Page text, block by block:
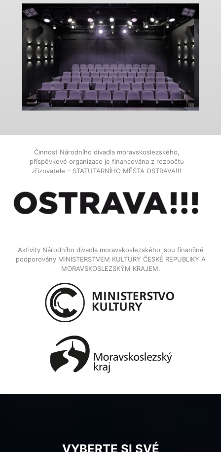
Činnost Národního divadla moravskoslezského,
příspěvkové organizace je financována z rozpočtu
zřizovatele – STATUTARNÍHO MĚSTA OSTRAVA!!!
Aktivity Národního divadla moravskoslezského jsou finančně
podporovány MINISTERSTVEM KULTURY ČESKÉ REPUBLIKY A
MORAVSKOSLEZSKÝM KRAJEM.
VYBERTE SI SVÉ